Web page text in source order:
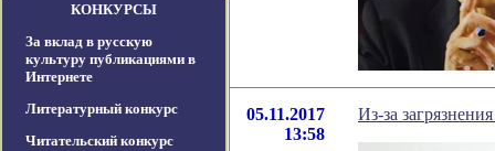
КОНКУРСЫ
За вклад в русскую
культуру публикациями в
Интернете
Литературный конкурс
Читательский конкурс
05.11.2017
13:58
Из-за